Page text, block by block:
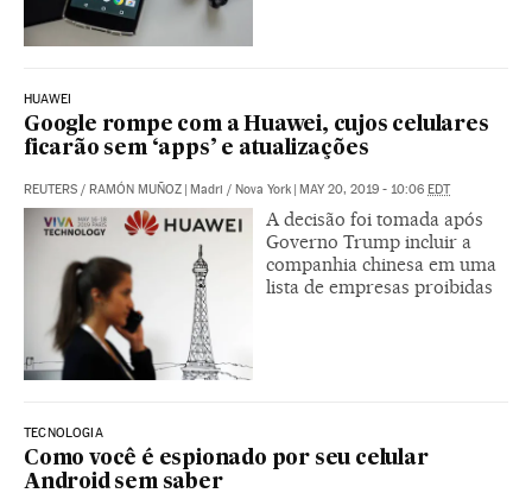
HUAWEI
Google rompe com a Huawei, cujos celulares
ficarão sem ‘apps’ e atualizações
REUTERS / RAMÓN MUÑOZ Madri / Nova York MAY 20, 2019 - 10:06 EDT
A decisão foi tomada após
Governo Trump incluir a
companhia chinesa em uma
lista de empresas proibidas
TECNOLOGIA
Como você é espionado por seu celular
Android sem saber